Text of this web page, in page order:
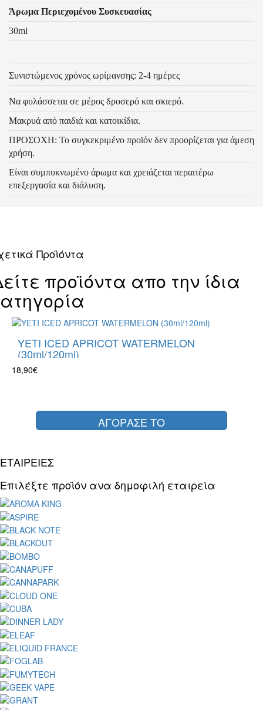
Άρωμα Περιεχομένου Συσκευασίας
30ml
Συνιστώμενος χρόνος ωρίμανσης: 2-4 ημέρες
Να φυλάσσεται σε μέρος δροσερό και σκιερό.
Μακρυά από παιδιά και κατοικίδια.
ΠΡΟΣΟΧΗ: Το συγκεκριμένο προϊόν δεν προορίζεται για άμεση
χρήση.
Είναι συμπυκνωμένο άρωμα και χρειάζεται περαιτέρω
επεξεργασία και διάλυση.
Προϊόντα
προϊόντα απο την ίδια
YETI ICED APRICOT WATERMELON
(30ml/120ml)
18,90€
ΑΓΟΡΑΣΕ ΤΟ
ΕΤΑΙΡΕΙΕΣ
Επιλέξτε προϊόν ανα δημοφιλή εταιρεία